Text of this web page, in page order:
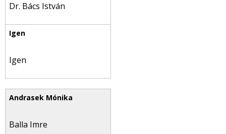
Dr. Bács István
Igen
Balla Imre